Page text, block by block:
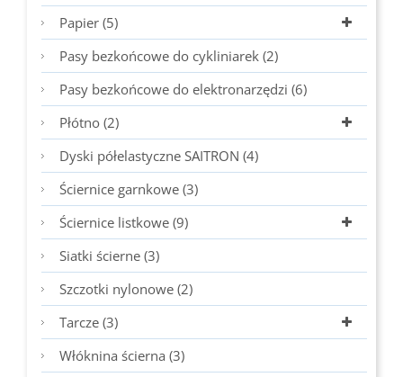
Papier (5)
Pasy bezkońcowe do cykliniarek (2)
Pasy bezkońcowe do elektronarzędzi (6)
Płótno (2)
Dyski półelastyczne SAITRON (4)
Ściernice garnkowe (3)
Ściernice listkowe (9)
Siatki ścierne (3)
Szczotki nylonowe (2)
Tarcze (3)
Włóknina ścierna (3)